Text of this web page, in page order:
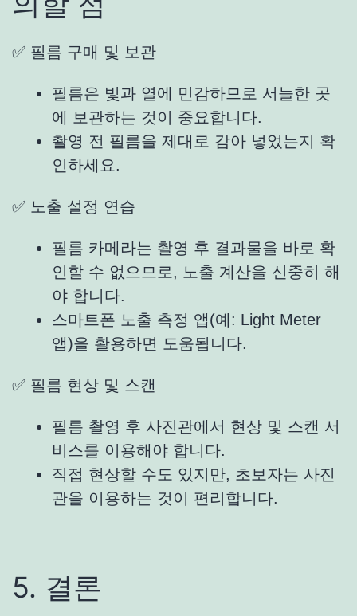
✅ 필름 구매 및 보관
필름은 빛과 열에 민감하므로 서늘한 곳
에 보관하는 것이 중요합니다.
촬영 전 필름을 제대로 감아 넣었는지 확
인하세요.
✅ 노출 설정 연습
필름 카메라는 촬영 후 결과물을 바로 확
인할 수 없으므로, 노출 계산을 신중히 해
야 합니다.
스마트폰 노출 측정 앱(예: Light Meter
앱)을 활용하면 도움됩니다.
✅ 필름 현상 및 스캔
필름 촬영 후 사진관에서 현상 및 스캔 서
비스를 이용해야 합니다.
직접 현상할 수도 있지만, 초보자는 사진
관을 이용하는 것이 편리합니다.
5. 결론